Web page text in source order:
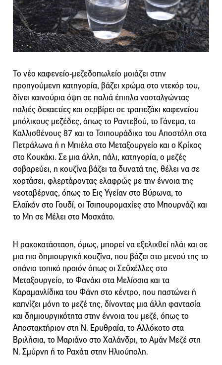
Το νέο καφενείο-μεζεδοπωλείο μοιάζει στην
προηγούμενη κατηγορία, βάζει χρώμα στο ντεκόρ του,
δίνει καινούρια όψη σε παλιά έπιπλα νοσταλγώντας
παλιές δεκαετίες και σερβίρει σε τραπεζάκι καφενείου
μπόλικους μεζέδες, όπως το Ραντεβού, το Γάνεμα, το
Καλλισθένους 87 και το Τσιπουράδικο του Αποστόλη στα
Πετράλωνα ή η Μπιέλα στο Μεταξουργείο και ο Κρίκος
στο Κουκάκι. Σε μια άλλη, πάλι, κατηγορία, ο μεζές
σοβαρεύει, η κουζίνα βάζει τα δυνατά της, θέλει να σε
χορτάσει, φλερτάροντας ελαφρώς με την έννοια της
νεοταβέρνας, όπως το Εις Υγείαν στο Βύρωνα, το
Ελαϊκόν στο Γουδί, οι Τσιπουρομαχίες στο Μπουρνάζι και
το Μη σε Μέλει στο Μοσχάτο.
Η ρακοκατάσταση, όμως, μπορεί να εξελιχθεί πλάι και σε
μια πιο δημιουργική κουζίνα, που βάζει στο μενού της το
σπάνιο τοπικό προιόν όπως οι Σεϋχέλλες στο
Μεταξουργείο, το Φανάκι στα Μελίσσια και τα
Καραμανλίδικα του Φάνη στο κέντρο, που παστώνει ή
καπνίζει μόνη το μεζέ της, δίνοντας μια άλλη φαντασία
και δημιουργικότητα στην έννοια του μεζέ, όπως το
Αποστακτήριον στη Ν. Ερυθραία, το Αλλόκοτο στα
Βριλήσια, το Μαριάνο στο Χαλάνδρι, το Αμάν Μεζέ στη
Ν. Σμύρνη ή το Ραχάτι στην Ηλιούπολη.